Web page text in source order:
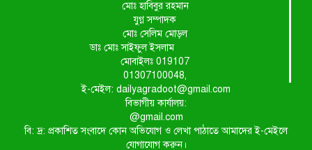
মোঃ হাবিবুর রহমান
যুগ্ন সম্পাদক
মোঃ সেলিম মোড়ল
ডাঃ মোঃ সাইফুল ইসলাম
মোবাইলঃ 019107
01307100048,
ই-মেইল: dailyagradoot@gmail.com
বিভাগীয় কার্যালয়:
@gmail.com
বি: দ্র: প্রকাশিত সংবাদে কোন অভিযোগ ও লেখা পাঠাতে আমাদের ই-মেইলে
যোগাযোগ করুন।